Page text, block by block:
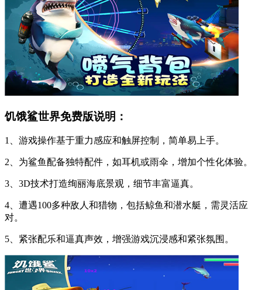
饥饿鲨世界免费版说明：
1、游戏操作基于重力感应和触屏控制，简单易上手。
2、为鲨鱼配备独特配件，如耳机或雨伞，增加个性化体验。
3、3D技术打造绚丽海底景观，细节丰富逼真。
4、遭遇100多种敌人和猎物，包括鲸鱼和潜水艇，需灵活应
对。
5、紧张配乐和逼真声效，增强游戏沉浸感和紧张氛围。